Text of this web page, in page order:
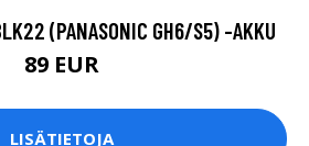
(PANASONIC GH6/S5) -AKKU
89 EUR
LISÄTIETOJA